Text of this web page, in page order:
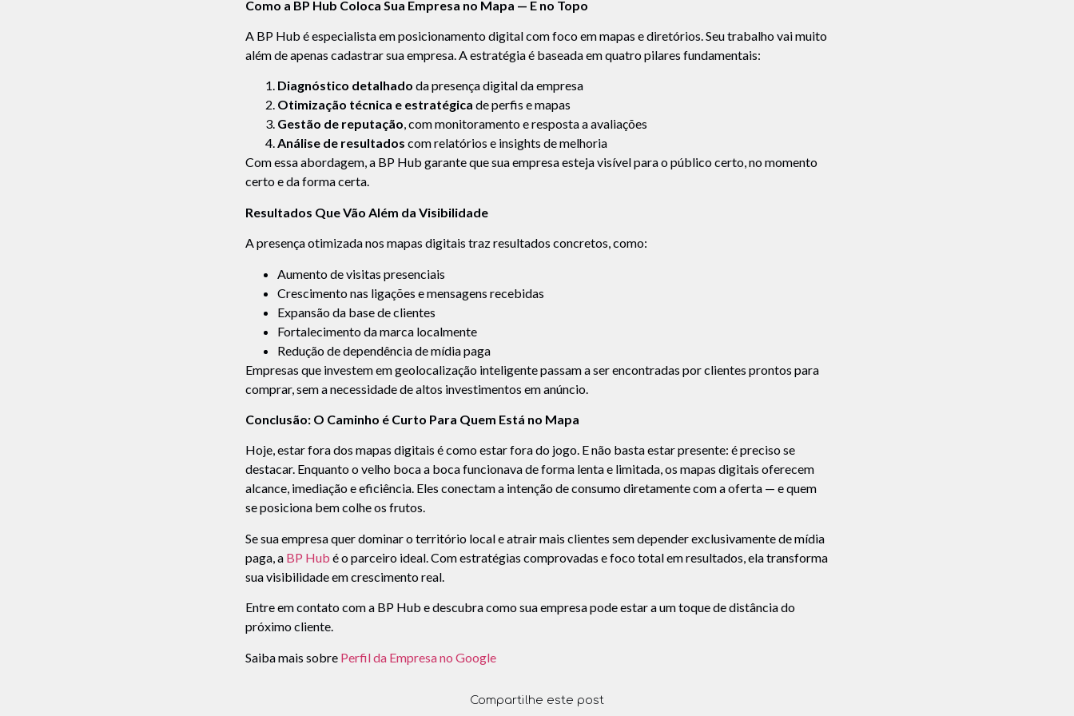
Como a BP Hub Coloca Sua Empresa no Mapa — E no Topo
A BP Hub é especialista em posicionamento digital com foco em mapas e diretórios. Seu trabalho vai muito
além de apenas cadastrar sua empresa. A estratégia é baseada em quatro pilares fundamentais:
Diagnóstico detalhado da presença digital da empresa
Otimização técnica e estratégica de perfis e mapas
Gestão de reputação, com monitoramento e resposta a avaliações
Análise de resultados com relatórios e insights de melhoria
Com essa abordagem, a BP Hub garante que sua empresa esteja visível para o público certo, no momento
certo e da forma certa.
Resultados Que Vão Além da Visibilidade
A presença otimizada nos mapas digitais traz resultados concretos, como:
Aumento de visitas presenciais
Crescimento nas ligações e mensagens recebidas
Expansão da base de clientes
Fortalecimento da marca localmente
Redução de dependência de mídia paga
Empresas que investem em geolocalização inteligente passam a ser encontradas por clientes prontos para
comprar, sem a necessidade de altos investimentos em anúncio.
Conclusão: O Caminho é Curto Para Quem Está no Mapa
Hoje, estar fora dos mapas digitais é como estar fora do jogo. E não basta estar presente: é preciso se
destacar. Enquanto o velho boca a boca funcionava de forma lenta e limitada, os mapas digitais oferecem
alcance, imediação e eficiência. Eles conectam a intenção de consumo diretamente com a oferta — e quem
se posiciona bem colhe os frutos.
Se sua empresa quer dominar o território local e atrair mais clientes sem depender exclusivamente de mídia
paga, a BP Hub é o parceiro ideal. Com estratégias comprovadas e foco total em resultados, ela transforma
sua visibilidade em crescimento real.
Entre em contato com a BP Hub e descubra como sua empresa pode estar a um toque de distância do
próximo cliente.
Saiba mais sobre Perfil da Empresa no Google
Compartilhe este post